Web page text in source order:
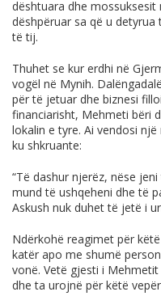
dështuara dhe mossuksesit
dëshpëruar sa që u
të tij.
Thuhet se kur erdhi në
vogël në Mynih.
për të jetuar dhe biznesi
financiarisht, Mehmeti bëri
lokalin e tyre. Ai vendosi
ku shkruante:
“Të dashur njerëz, nëse
mund të ushqeheni dhe të
Askush nuk duhet të jetë i
Ndërkohë reagimet për
katër apo me shumë
vonë. Vetë gjesti i
dhe ta urojnë për këtë